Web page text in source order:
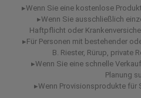
▸Wenn Sie eine kostenlose
▸Wenn Sie ausschließlich
Haftpflicht oder
▸Für Personen mit bestehender
B. Riester, Rürup, private
▸Wenn Sie eine schnelle
Planung
▸Wenn Provisionsprodukte für